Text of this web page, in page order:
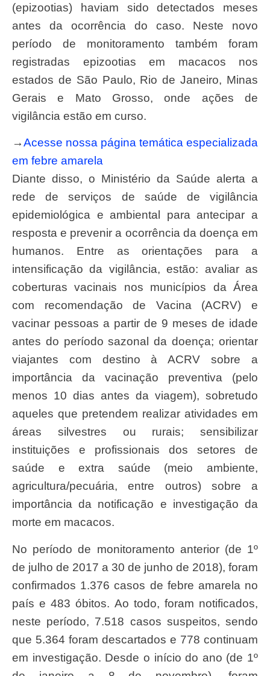
(epizootias) haviam sido detectados meses
antes da ocorrência do caso. Neste novo
período de monitoramento também foram
registradas epizootias em macacos nos
estados de São Paulo, Rio de Janeiro, Minas
Gerais e Mato Grosso, onde ações de
vigilância estão em curso.
→Acesse nossa página temática especializada
em febre amarela
Diante disso, o Ministério da Saúde alerta a
rede de serviços de saúde de vigilância
epidemiológica e ambiental para antecipar a
resposta e prevenir a ocorrência da doença em
humanos. Entre as orientações para a
intensificação da vigilância, estão: avaliar as
coberturas vacinais nos municípios da Área
com recomendação de Vacina (ACRV) e
vacinar pessoas a partir de 9 meses de idade
antes do período sazonal da doença; orientar
viajantes com destino à ACRV sobre a
importância da vacinação preventiva (pelo
menos 10 dias antes da viagem), sobretudo
aqueles que pretendem realizar atividades em
áreas silvestres ou rurais; sensibilizar
instituições e profissionais dos setores de
saúde e extra saúde (meio ambiente,
agricultura/pecuária, entre outros) sobre a
importância da notificação e investigação da
morte em macacos.
No período de monitoramento anterior (de 1º
de julho de 2017 a 30 de junho de 2018), foram
confirmados 1.376 casos de febre amarela no
país e 483 óbitos. Ao todo, foram notificados,
neste período, 7.518 casos suspeitos, sendo
que 5.364 foram descartados e 778 continuam
em investigação. Desde o início do ano (de 1º